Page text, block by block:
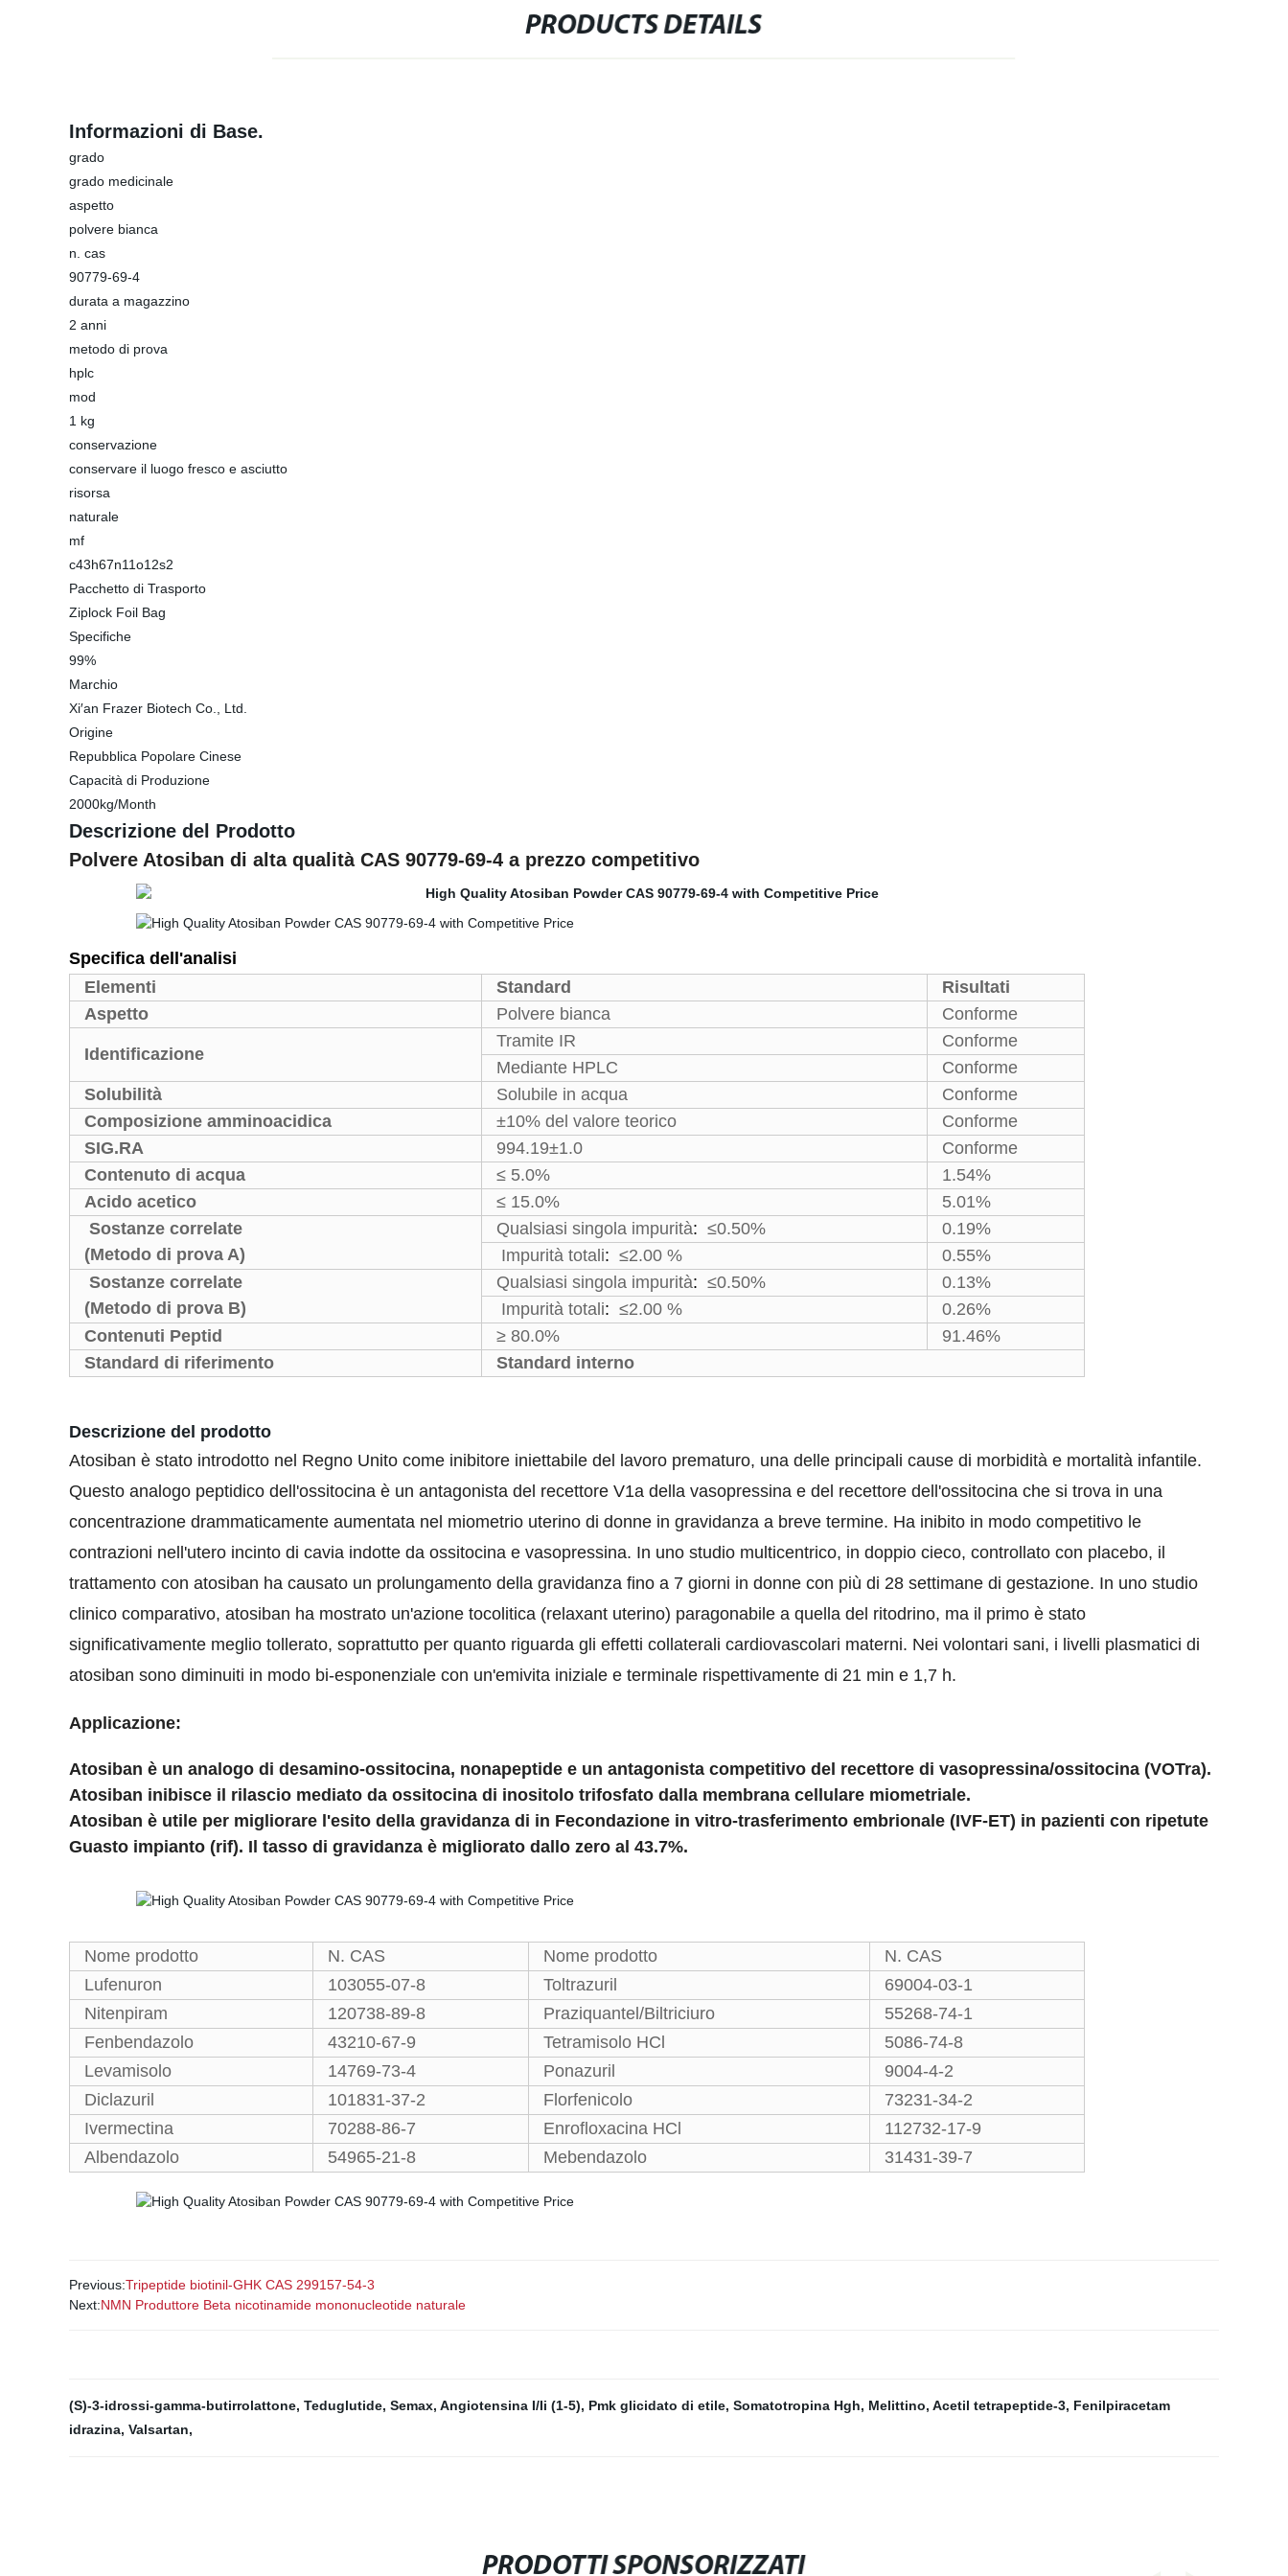
PRODUCTS DETAILS
Informazioni di Base.
grado
grado medicinale
aspetto
polvere bianca
n. cas
90779-69-4
durata a magazzino
2 anni
metodo di prova
hplc
mod
1 kg
conservazione
conservare il luogo fresco e asciutto
risorsa
naturale
mf
c43h67n11o12s2
Pacchetto di Trasporto
Ziplock Foil Bag
Specifiche
99%
Marchio
Xi′an Frazer Biotech Co., Ltd.
Origine
Repubblica Popolare Cinese
Capacità di Produzione
2000kg/Month
Descrizione del Prodotto
Polvere Atosiban di alta qualità CAS 90779-69-4 a prezzo competitivo
Specifica dell'analisi
Elementi
Standard
Risultati
Aspetto
Polvere bianca Conforme
Identificazione
Tramite IR
Conforme
Mediante HPLC
Conforme
Solubilità
Solubile in acqua
Conforme
Composizione amminoacidica
±10% del valore teorico
Conforme
SIG.RA
994.19±1.0
Conforme
Contenuto di acqua
≤ 5.0%
1.54%
Acido acetico
≤ 15.0%
5.01%
Sostanze correlate
(Metodo di prova A)
Qualsiasi singola impurità: ≤0.50%
0.19%
Impurità totali: ≤2.00 %
0.55%
Sostanze correlate
(Metodo di prova B)
Qualsiasi singola impurità: ≤0.50%
0.13%
Impurità totali: ≤2.00 %
0.26%
Contenuti Peptid
≥ 80.0%
91.46%
Standard di riferimento
Standard interno
Descrizione del prodotto
Atosiban è stato introdotto nel Regno Unito come inibitore iniettabile del lavoro prematuro, una delle principali cause di morbidità e mortalità infantile.
Questo analogo peptidico dell'ossitocina è un antagonista del recettore V1a della vasopressina e del recettore dell'ossitocina che si trova in una
concentrazione drammaticamente aumentata nel miometrio uterino di donne in gravidanza a breve termine. Ha inibito in modo competitivo le
contrazioni nell'utero incinto di cavia indotte da ossitocina e vasopressina. In uno studio multicentrico, in doppio cieco, controllato con placebo, il
trattamento con atosiban ha causato un prolungamento della gravidanza fino a 7 giorni in donne con più di 28 settimane di gestazione. In uno studio
clinico comparativo, atosiban ha mostrato un'azione tocolitica (relaxant uterino) paragonabile a quella del ritodrino, ma il primo è stato
significativamente meglio tollerato, soprattutto per quanto riguarda gli effetti collaterali cardiovascolari materni. Nei volontari sani, i livelli plasmatici di
atosiban sono diminuiti in modo bi-esponenziale con un'emivita iniziale e terminale rispettivamente di 21 min e 1,7 h.
Applicazione:
Atosiban è un analogo di desamino-ossitocina, nonapeptide e un antagonista competitivo del recettore di vasopressina/ossitocina (VOTra).
Atosiban inibisce il rilascio mediato da ossitocina di inositolo trifosfato dalla membrana cellulare miometriale.
Atosiban è utile per migliorare l'esito della gravidanza di in Fecondazione in vitro-trasferimento embrionale (IVF-ET) in pazienti con ripetute
Guasto impianto (rif). Il tasso di gravidanza è migliorato dallo zero al 43.7%.
Nome prodotto N. CAS Nome prodotto
N. CAS
Lufenuron
103055-07-8 Toltrazuril
69004-03-1
Nitenpiram
120738-89-8 Praziquantel/Biltriciuro
55268-74-1
Fenbendazolo
43210-67-9 Tetramisolo HCl
5086-74-8
Levamisolo
14769-73-4 Ponazuril
9004-4-2
Diclazuril
101831-37-2 Florfenicolo
73231-34-2
Ivermectina
70288-86-7 Enrofloxacina HCl
112732-17-9
Albendazolo
54965-21-8 Mebendazolo 31431-39-7
Previous:Tripeptide biotinil-GHK CAS 299157-54-3
Next:NMN Produttore Beta nicotinamide mononucleotide naturale
(S)-3-idrossi-gamma-butirrolattone, Teduglutide, Semax, Angiotensina I/Ii (1-5), Pmk glicidato di etile, Somatotropina Hgh, Melittino, Acetil tetrapeptide-3, Fenilpiracetam
idrazina, Valsartan,
PRODOTTI SPONSORIZZATI